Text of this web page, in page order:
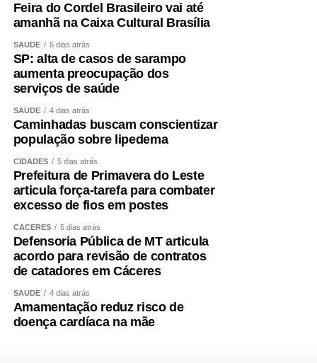
Feira do Cordel Brasileiro vai até
amanhã na Caixa Cultural Brasília
SAÚDE 6 dias atrás
SP: alta de casos de sarampo
aumenta preocupação dos
serviços de saúde
SAÚDE 4 dias atrás
Caminhadas buscam conscientizar
população sobre lipedema
CIDADES 5 dias atrás
Prefeitura de Primavera do Leste
articula força-tarefa para combater
excesso de fios em postes
CÁCERES 5 dias atrás
Defensoria Pública de MT articula
acordo para revisão de contratos
de catadores em Cáceres
SAÚDE 4 dias atrás
Amamentação reduz risco de
doença cardíaca na mãe